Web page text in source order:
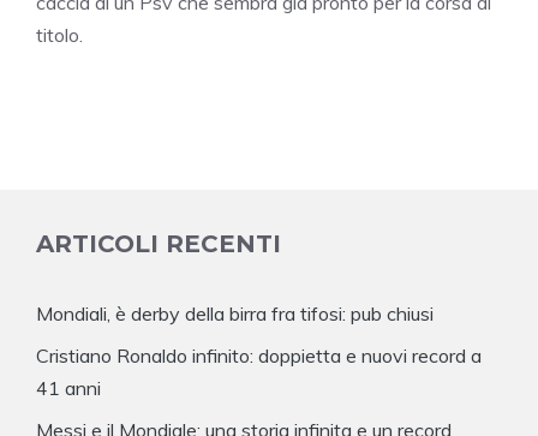
titolo.
ARTICOLI RECENTI
Mondiali, è derby della birra fra tifosi: pub chiusi
Cristiano Ronaldo infinito: doppietta e nuovi record a
41 anni
Messi e il Mondiale: una storia infinita e un record